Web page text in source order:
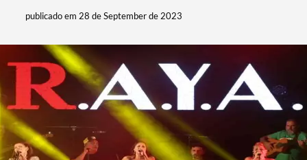
publicado em 28 de September de 2023